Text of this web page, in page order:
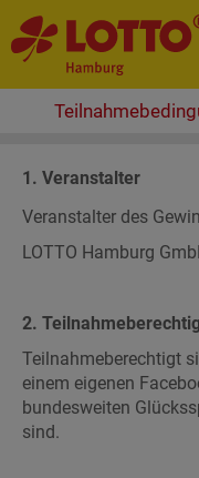
1. Veranstalter
Veranstalter des
LOTTO Hamburg
2.
Teilnahmeberechtigt
einem eigenen
bundesweiten
sind.